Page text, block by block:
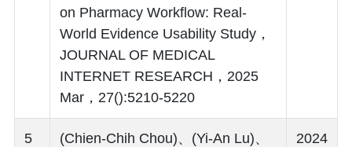
on Pharmacy Workflow: Real-
World Evidence Usability Study，
JOURNAL OF MEDICAL
INTERNET RESEARCH，2025
Mar，27():5210-5220
5
(Chien-Chih Chou)、(Yi-An Lu)、
2024